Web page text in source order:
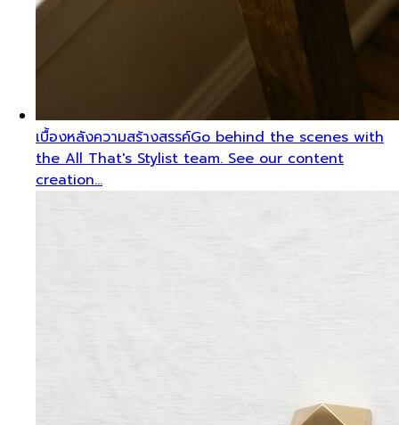
เบื้องหลังความสร้างสรรค์Go behind the scenes with
the All That's Stylist team. See our content
creation…